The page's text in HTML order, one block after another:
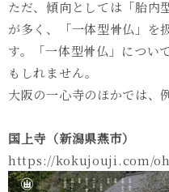
ただ、傾向としては「胎内
が多く、「一体型骨仏」を
す。「一体型骨仏」につい
もしれません。
大阪の一心寺のほかでは、
国上寺（新潟県燕市）
https://kokujouji.com/